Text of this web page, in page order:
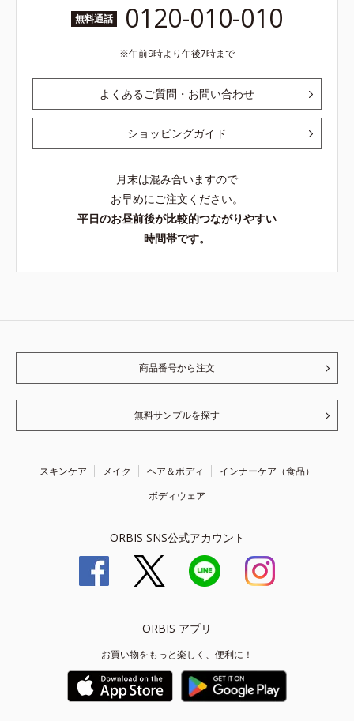
無料通話 0120-010-010
午前9時より午後7時まで
よくあるご質問・お問い合わせ
ショッピングガイド
月末は混み合いますので
お早めにご注文ください。
平日のお昼前後が比較的つながりやすい
時間帯です。
商品番号から注文
無料サンプルを探す
スキンケア メイク ヘア＆ボディ
インナーケア（食品）
ボディウェア
ORBIS SNS公式アカウント
ORBIS アプリ
お買い物をもっと楽しく、便利に！